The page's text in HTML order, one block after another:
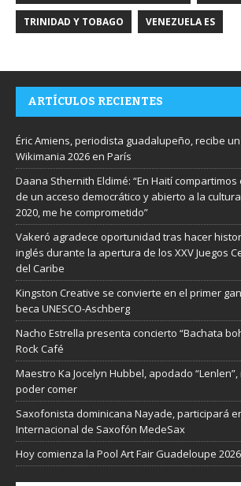
TRINIDAD Y TOBAGO VENEZUELA ES
ARTÍCULOS RECIENTES
Éric Amiens, periodista guadalupeño, recibe
Wikimania 2026 en París
Daana Sthernith Eldimé: “En Haití
de un acceso democrático y abierto a la
2020, me he comprometido”
Vakeró agradece oportunidad tras hacer
inglés durante la apertura de los XXV Juegos
del Caribe
Kingston Creative se convierte en el primer
beca UNESCO-Aschberg
Nacho Estrella presenta concierto “Bachata
Rock Café
Maestro Ka Jocelyn Hubbel, apodado
poder comer
Saxofonista dominicana Nayade, participará
Internacional de Saxofón MedeSax
Hoy comienza la Pool Art Fair Guadeloupe 2026